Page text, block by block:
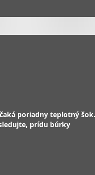
poriadny teplotný
prídu búrky